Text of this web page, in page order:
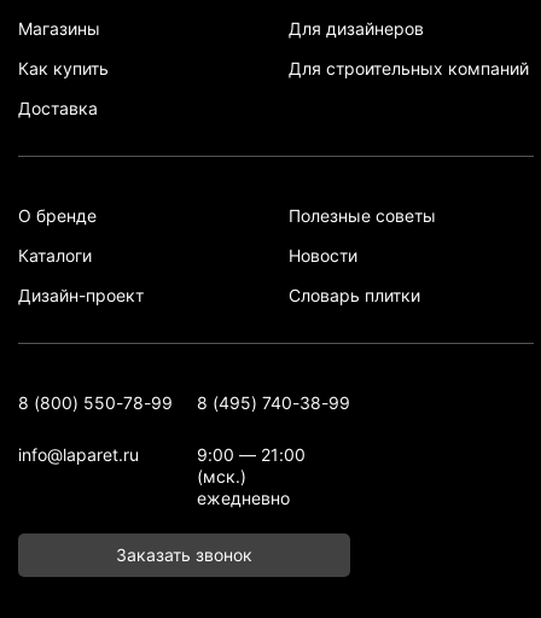
Магазины
Как купить
Доставка
Для дизайнеров
Для строительных компаний
О бренде
Каталоги
Дизайн-проект
Полезные советы
Новости
Словарь плитки
8 (800) 550-78-99 8 (495) 740-38-99
info@laparet.ru
9:00 — 21:00
(мск.)
ежедневно
Заказать звонок